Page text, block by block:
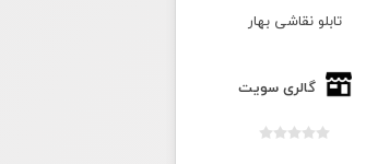
تابلو نقاشی بهار
گالری سویت